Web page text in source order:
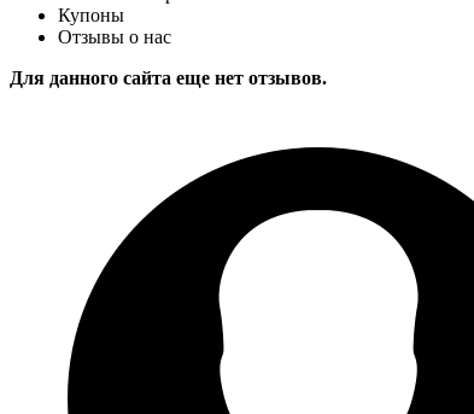
Купоны
Отзывы о нас
Для данного сайта еще нет отзывов.